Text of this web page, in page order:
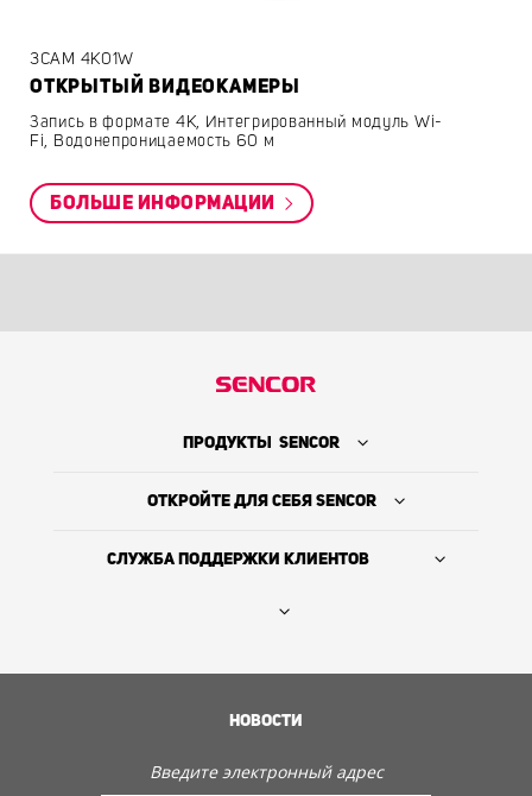
3CAM 4K01W
ОТКРЫТЫЙ ВИДЕОКАМЕРЫ
Запись в формате 4K, Интегрированный модуль Wi-
Fi, Водонепроницаемость 60 м
БОЛЬШЕ ИНФОРМАЦИИ
ПРОДУКТЫ SENCOR
ОТКРОЙТЕ ДЛЯ СЕБЯ SENCOR
СЛУЖБА ПОДДЕРЖКИ КЛИЕНТОВ
НОВОСТИ